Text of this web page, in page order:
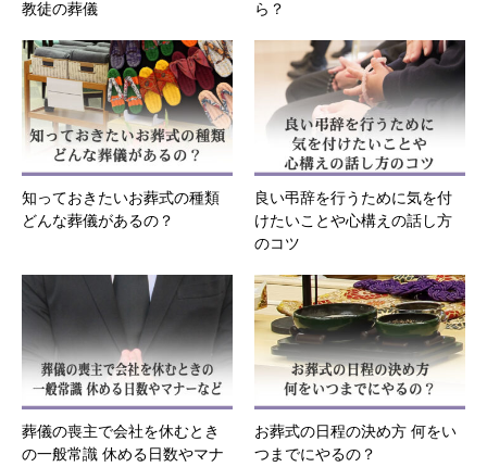
教徒の葬儀
ら？
知っておきたいお葬式の種類
どんな葬儀があるの？
良い弔辞を行うために気を付
けたいことや心構えの話し方
のコツ
葬儀の喪主で会社を休むとき
の一般常識 休める日数やマナ
お葬式の日程の決め方 何をい
つまでにやるの？